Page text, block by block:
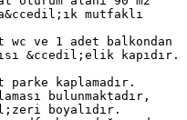
mutfaklı
ve 1 adet balkondan
&ccedil;elik kapıdır.
parke kaplamadır.
bulunmaktadır,
boyalıdır.